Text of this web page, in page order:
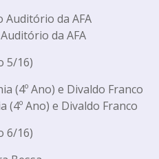
da AFA
5/16)
(4º Ano) e Divaldo Franco
6/16)